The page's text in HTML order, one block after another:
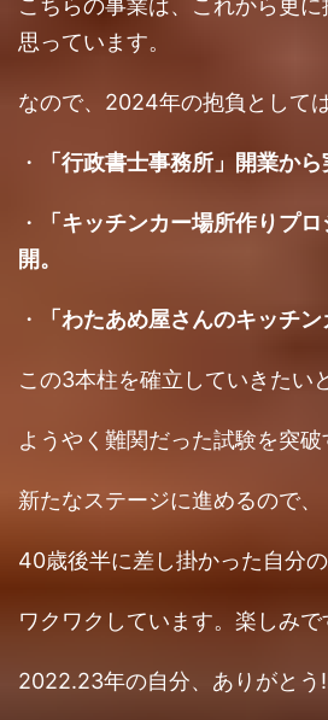
こちらの事業は、これから更
思っています。
なので、2024年の抱負としては
・ 「行政書士事務所」開業から
・
「キッチンカー場所作りプ
開。
・ 「わたあめ屋さんのキッチン
この3本柱を確立していきたい
ようやく難関だった試験を突破
新たなステージに進めるので、
40歳後半に差し掛かった自分の
ワクワクしています。楽しみで
2022.23年の自分、ありがとう